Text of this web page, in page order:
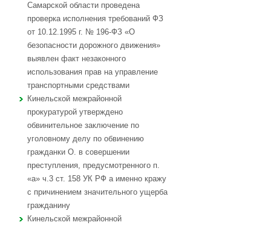
Самарской области проведена
проверка исполнения требований ФЗ
от 10.12.1995 г. № 196-ФЗ «О
безопасности дорожного движения»
выявлен факт незаконного
использования прав на управление
транспортными средствами
Кинельской межрайонной
прокуратурой утверждено
обвинительное заключение по
уголовному делу по обвинению
гражданки О. в совершении
преступления, предусмотренного п.
«а» ч.3 ст. 158 УК РФ а именно кражу
с причинением значительного ущерба
гражданину
Кинельской межрайонной